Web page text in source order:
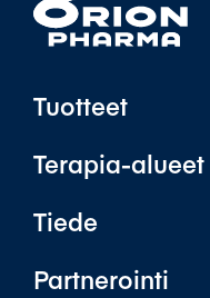
Tuotteet
Terapia-alueet
Tiede
Partnerointi